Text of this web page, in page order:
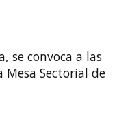
se convoca a las
Mesa Sectorial de